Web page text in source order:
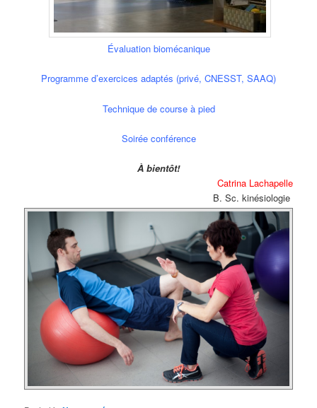
Évaluation biomécanique
Programme d’exercices adaptés (privé, CNESST, SAAQ)
Technique de course à pied
Soirée conférence
À bientôt!
Catrina Lachapelle
B. Sc. kinésiologie